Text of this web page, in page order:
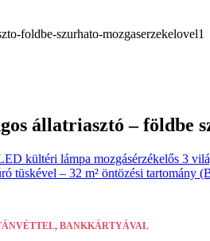
állatriasztó – földbe
kültéri lámpa mozgásérzékelős 3
tüskével – 32 m² öntözési tartomány
BANKKÁRTYÁVAL